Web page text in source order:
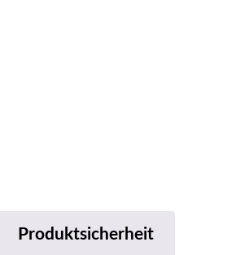
Produktsicherheit